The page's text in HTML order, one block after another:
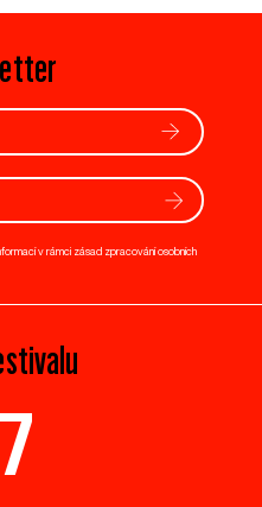
v rámci zásad zpracování osobních